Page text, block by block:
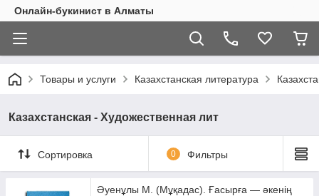
Онлайн-букинист в Алматы
Товары и услуги Казахстанская литература
Казахстанская - Художественная лит
Сортировка 0 Фильтры
Әуенұлы М. (Мұқадас). Ғасырға — әкенің